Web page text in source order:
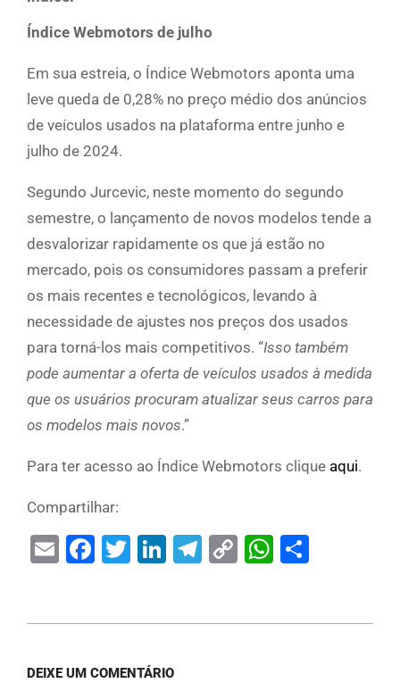
Índice Webmotors de julho
Em sua estreia, o Índice Webmotors aponta uma
leve queda de 0,28% no preço médio dos anúncios
de veículos usados na plataforma entre junho e
julho de 2024.
Segundo Jurcevic, neste momento do segundo
semestre, o lançamento de novos modelos tende a
desvalorizar rapidamente os que já estão no
mercado, pois os consumidores passam a preferir
os mais recentes e tecnológicos, levando à
necessidade de ajustes nos preços dos usados
para torná-los mais competitivos. “Isso também
pode aumentar a oferta de veículos usados à medida
que os usuários procuram atualizar seus carros para
os modelos mais novos.”
Para ter acesso ao Índice Webmotors clique aqui.
Compartilhar:
EmailFacebook
Twitter
LinkedIn
Telegram
Copy
DEIXE UM COMENTÁRIO